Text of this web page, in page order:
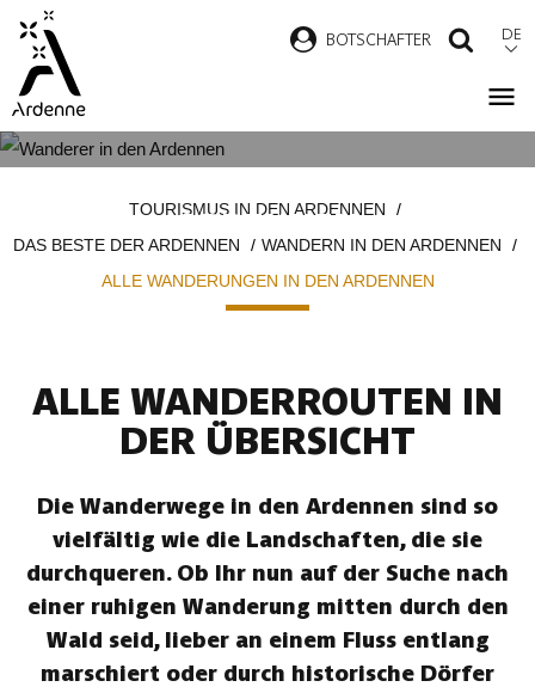
Direkt
zum
Inhalt
BOTSCHAFTER DE
ARDENNEN
TOURISMUS IN DEN ARDENNEN
DAS BESTE DER ARDENNEN
WANDERN IN DEN ARDENNEN
ALLE WANDERUNGEN IN DEN ARDENNEN
ALLE WANDERROUTEN IN
DER ÜBERSICHT
Die Wanderwege in den Ardennen sind so
vielfältig wie die Landschaften, die sie
durchqueren. Ob Ihr nun auf der Suche nach
einer ruhigen Wanderung mitten durch den
Wald seid, lieber an einem Fluss entlang
marschiert oder durch historische Dörfer